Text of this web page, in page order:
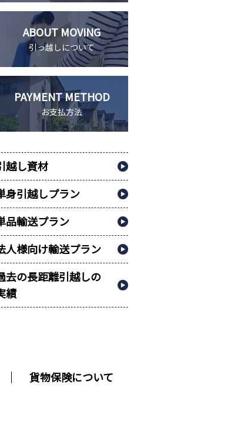
ABOUT MOVING
引っ越しについて
PAYMENT METHOD
お支払方法
越し資材
身引越しプラン
品輸送プラン
人様向け輸送プラン
去の長距離引越しの
績
貨物保険について